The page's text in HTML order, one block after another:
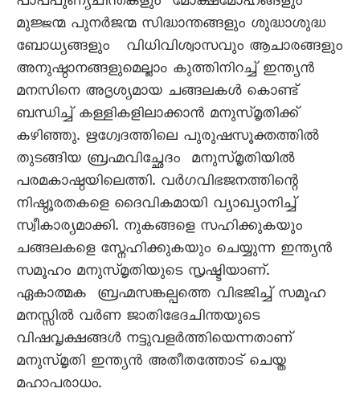
മുജ്ജന്മ പുനർജന്മ സിദ്ധാന്തങ്ങളും ശുദ്ധാശുദ്ധ
ബോധ്യങ്ങളും വിധിവിശ്വാസവും ആചാരങ്ങളും
അനുഷ്ഠാനങ്ങളുമെല്ലാം കുത്തിനിറച്ച് ഇന്ത്യൻ
മനസിനെ അദൃശ്യമായ ചങ്ങലകൾ കൊണ്ട്
ബന്ധിച്ച് കള്ളികളിലാക്കാൻ മനുസ്മൃതിക്ക്
കഴിഞ്ഞു. ഋഗ്വേദത്തിലെ പുരുഷസൂക്തത്തിൽ
തുടങ്ങിയ ബ്രഹ്മവിച്ഛേദം മനുസ്മൃതിയിൽ
പരമകാഷ്ഠയിലെത്തി. വർഗവിഭജനത്തിന്റെ
നിഷ്ഠൂരതകളെ ദൈവികമായി വ്യാഖ്യാനിച്ച്
സ്വീകാര്യമാക്കി. നുകങ്ങളെ സഹിക്കുകയും
ചങ്ങലകളെ സ്നേഹിക്കുകയും ചെയ്യുന്ന ഇന്ത്യൻ
സമൂഹം മനുസ്മൃതിയുടെ സൃഷ്ടിയാണ്.
ഏകാത്മക ബ്രഹ്മസങ്കല്പത്തെ വിഭജിച്ച് സമൂഹ
മനസ്സിൽ വർണ ജാതിഭേദചിന്തയുടെ
വിഷവൃക്ഷങ്ങൾ നട്ടുവളർത്തിയെന്നതാണ്
മനുസ്മൃതി ഇന്ത്യൻ അതീതത്തോട് ചെയ്ത
മഹാപരാധം.